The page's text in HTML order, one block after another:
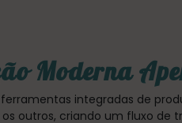
Moderna
integradas de
outros, criando um fluxo